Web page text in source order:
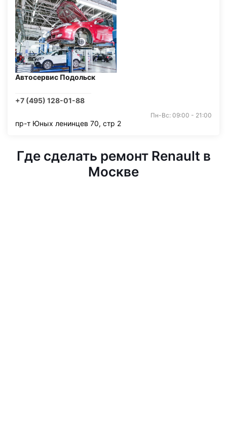
Автосервис Подольск
+7 (495) 128-01-88
Пн-Вс: 09:00 - 21:00
пр-т Юных ленинцев 70, стр 2
Где сделать ремонт Renault в
Москве